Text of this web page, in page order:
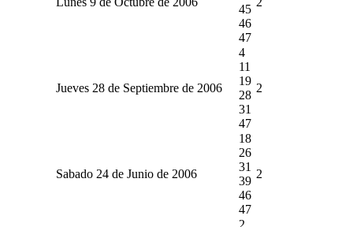
45
46
47
Jueves 28 de Septiembre de 2006
4
11
19
28
31
47
2
Sabado 24 de Junio de 2006
18
26
31
39
46
47
2
2